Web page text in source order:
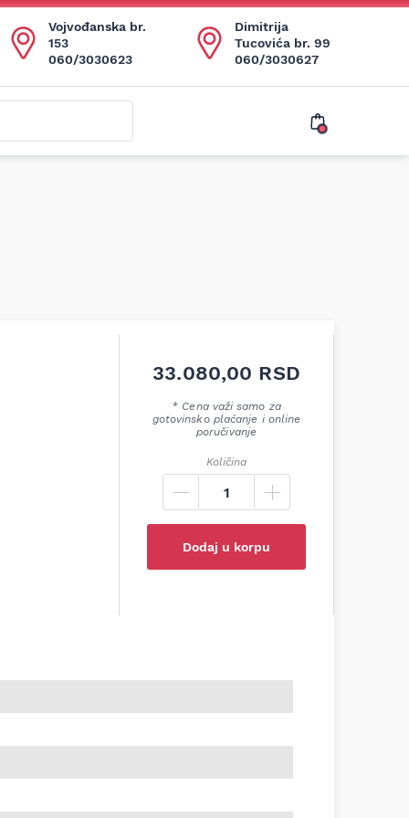
Vojvođanska br.
153
060/3030623
Dimitrija
Tucovića br. 99
060/3030627
33.080,00 RSD
* Cena važi samo za
gotovinsko plaćanje i online
poručivanje
Količina
Dodaj u korpu